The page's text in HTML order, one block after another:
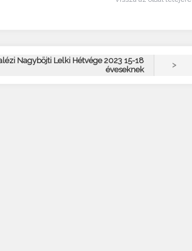
Nagyböjti Lelki Hétvége 2023 15-18
éveseknek
>